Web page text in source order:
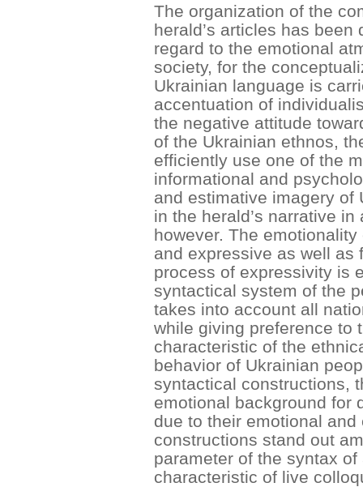
The organization of the
herald’s articles has
regard to the emotional
society, for the
Ukrainian language is
accentuation of
the negative attitude
of the Ukrainian ethnos,
efficiently use one of the
informational and
and estimative imagery of
in the herald’s narrative
however. The
and expressive as well as
process of expressivity is
syntactical system of the
takes into account all
while giving preference to
characteristic of the
behavior of Ukrainian
syntactical constructions,
emotional background for
due to their emotional
constructions stand out
parameter of the syntax
characteristic of live